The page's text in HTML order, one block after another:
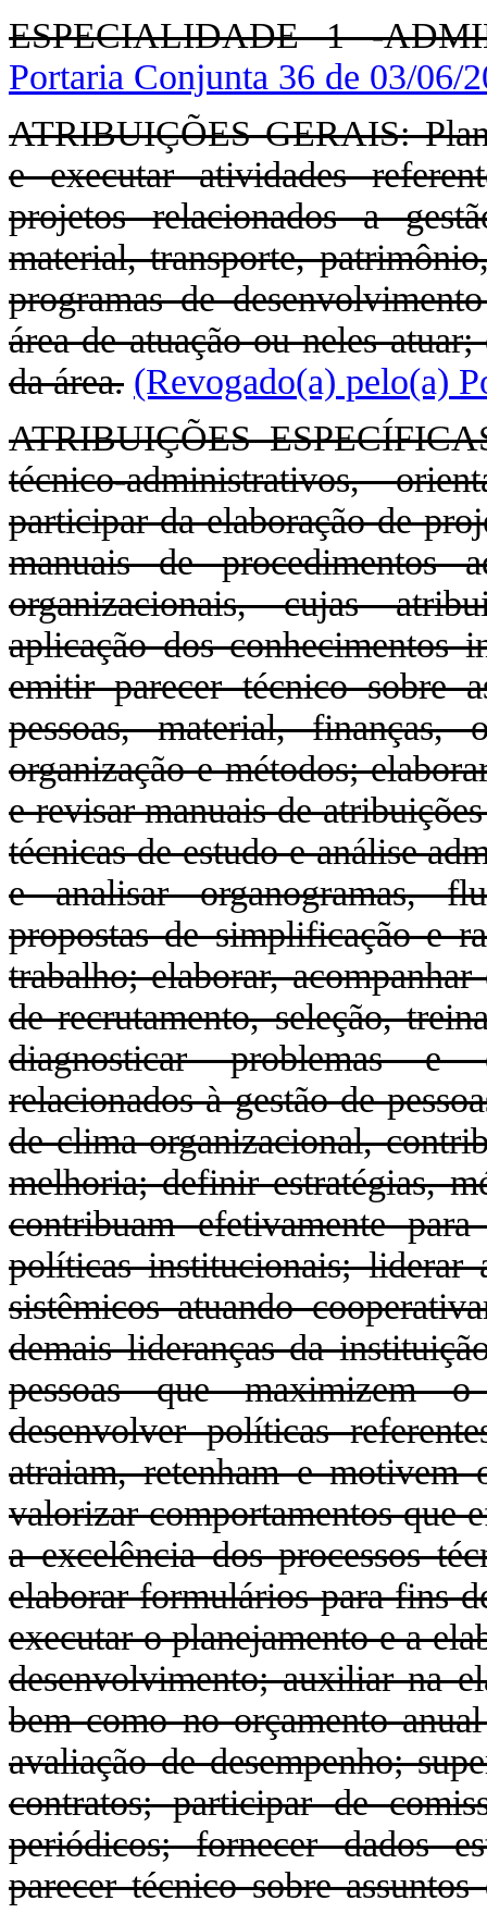
ESPECIALIDADE 1 -
Portaria Conjunta 36 de 03/06/
ATRIBUIÇÕES GERAIS:
e executar atividades
projetos relacionados a
material, transporte,
programas de
área de atuação ou neles
da área. (Revogado(a) pelo(a)
ATRIBUIÇÕES
técnico-administrativos,
participar da elaboração de
manuais de procedimentos
organizacionais, cujas
aplicação dos conhecimentos
emitir parecer técnico sobre
pessoas, material, finanças,
organização e métodos;
e revisar manuais de
técnicas de estudo e análise
e analisar organogramas,
propostas de simplificação e
trabalho; elaborar,
de recrutamento, seleção,
diagnosticar problemas e
relacionados à gestão de
de clima organizacional,
melhoria; definir estratégias,
contribuam efetivamente
políticas institucionais; liderar
sistêmicos atuando
demais lideranças da
pessoas que maximizem
desenvolver políticas
atraiam, retenham e motivem
valorizar comportamentos que
a excelência dos processos
elaborar formulários para fins
executar o planejamento e a
desenvolvimento; auxiliar na
bem como no orçamento
avaliação de desempenho;
contratos; participar de
periódicos; fornecer dados
parecer técnico sobre